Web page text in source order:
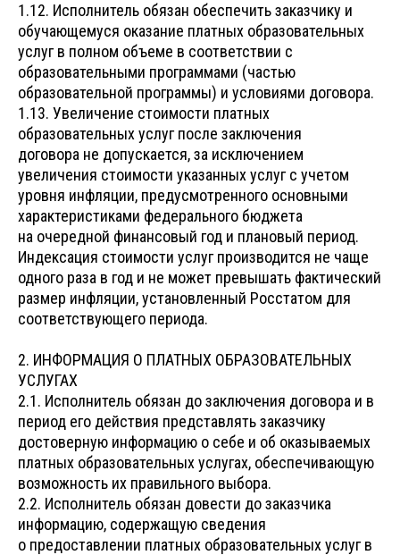
1.12. Исполнитель обязан обеспечить заказчику и
обучающемуся оказание платных образовательных
услуг в полном объеме в соответствии с
образовательными программами (частью
образовательной программы) и условиями договора.
1.13. Увеличение стоимости платных
образовательных услуг после заключения
договора не допускается, за исключением
увеличения стоимости указанных услуг с учетом
уровня инфляции, предусмотренного основными
характеристиками федерального бюджета
на очередной финансовый год и плановый период.
Индексация стоимости услуг производится не чаще
одного раза в год и не может превышать фактический
размер инфляции, установленный Росстатом для
соответствующего периода.
2. ИНФОРМАЦИЯ О ПЛАТНЫХ ОБРАЗОВАТЕЛЬНЫХ
УСЛУГАХ
2.1. Исполнитель обязан до заключения договора и в
период его действия представлять заказчику
достоверную информацию о себе и об оказываемых
платных образовательных услугах, обеспечивающую
возможность их правильного выбора.
2.2. Исполнитель обязан довести до заказчика
информацию, содержащую сведения
о предоставлении платных образовательных услуг в